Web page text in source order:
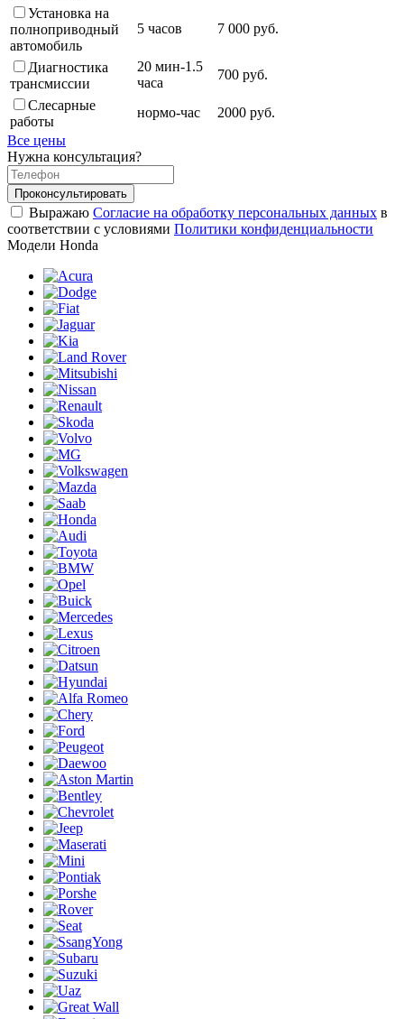
Установка на
полноприводный
автомобиль
5 часов 7 000 руб.
Диагностика
трансмиссии
20 мин-1.5
часа
700 руб.
Слесарные
работы
нормо-час
2000 руб.
Все цены
Нужна консультация?
Проконсультировать
Выражаю Согласие на обработку персональных данных в
соответствии с условиями Политики конфиденциальности
Модели Honda